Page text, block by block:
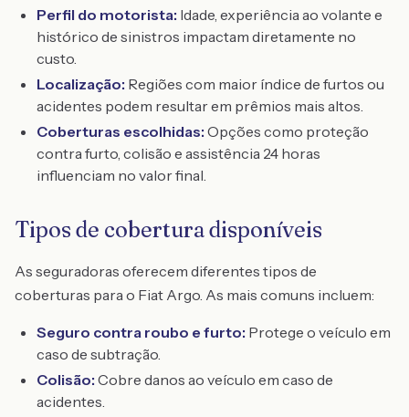
Perfil do motorista: Idade, experiência ao volante e
histórico de sinistros impactam diretamente no
custo.
Localização: Regiões com maior índice de furtos ou
acidentes podem resultar em prêmios mais altos.
Coberturas escolhidas: Opções como proteção
contra furto, colisão e assistência 24 horas
influenciam no valor final.
Tipos de cobertura disponíveis
As seguradoras oferecem diferentes tipos de
coberturas para o Fiat Argo. As mais comuns incluem:
Seguro contra roubo e furto: Protege o veículo em
caso de subtração.
Colisão: Cobre danos ao veículo em caso de
acidentes.